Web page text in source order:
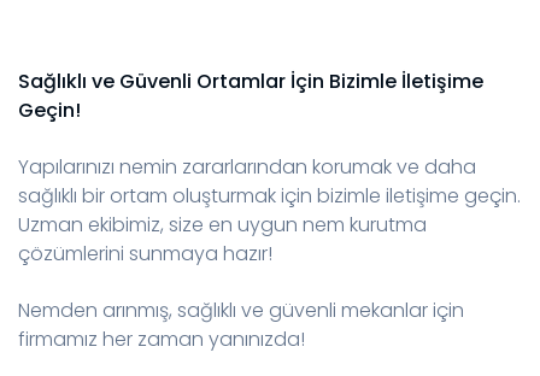
Sağlıklı ve Güvenli Ortamlar İçin Bizimle İletişime
Geçin!
Yapılarınızı nemin zararlarından korumak ve daha
sağlıklı bir ortam oluşturmak için bizimle iletişime geçin.
Uzman ekibimiz, size en uygun nem kurutma
çözümlerini sunmaya hazır!
Nemden arınmış, sağlıklı ve güvenli mekanlar için
firmamız her zaman yanınızda!